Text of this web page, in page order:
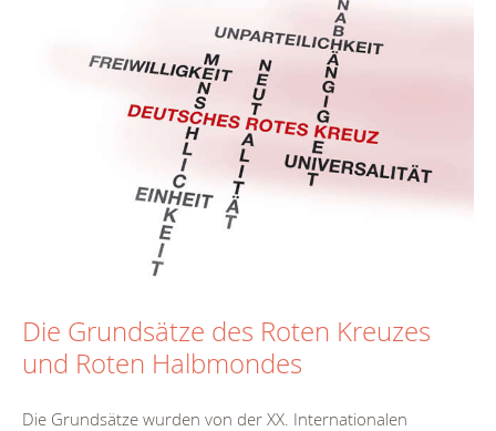
Die Grundsätze des Roten Kreuzes
und Roten Halbmondes
Die Grundsätze wurden von der XX. Internationalen